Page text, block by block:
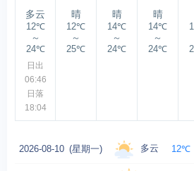
多云
12℃
～
24℃
日出
06:46
日落
18:04
晴
12℃
～
25℃
晴
14℃
～
24℃
晴
14℃
～
24℃
2026-08-10 (星期一) 多云 12℃